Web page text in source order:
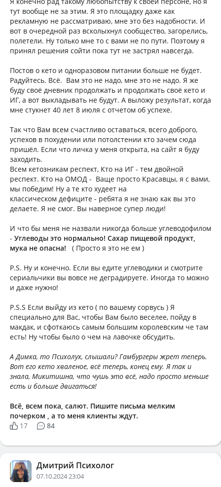
тут вообще не за этим. Я это площадку даже как
рекламную не рассматриваю, мне это без надобности. И
вот в очередной раз всколыхнул сообщество, загорелись,
полетели. Ну только мне то с вами не по пути. Поэтому я
принял решения сойти пока тут не застрял навсегда.
Постов о кето и одноразовом питании больше не будет.
Радуйтесь. Всё. Вам это не надо, мне это не надо. Я же
буду своё дневник продолжать и продолжать своё кето и
ИГ, а вот выкладывать не будут. А выложу результат, когда
мне стукнет 40 лет 8 июля с отчетом об успехе.
Так что Вам всем счастливо оставаться, всего доброго,
успехов в похудении или потолстении кто зачем сюда
пришёл. Если что личка у меня открыта, на сайт я буду
заходить.
Всем кетозникам респект, Кто на ИГ - тем двойной
респект. Кто на ОМОД - Ваще просто Красавцы, я с вами,
мы победим! Ну а те кто худеет на
классическом дефиците - ребята я не знаю как вы это
делаете. Я не смог. Вы наверное супер люди!
И что бы меня не назвали никогда больше углеводофилом
- Углеводы это нормально! Сахар пищевой продукт,
мука не опасна!
( Просто я это не ем )
P.S. Ну и конечно. Если вы едите углеводики и смотрите
сериальчики вы вовсе не деградируете. Иногда то можно
и даже нужно!
P.S.S Если выйду из кето ( по вашему сорвусь ) Я
специально для Вас, чтобы Вам было веселее, пойду в
макдак, и сфоткаюсь самым большим королевским че там
есть! Ну чтобы было о чем на лавочке обсудить.
А Димка, то Психолух, слышали? Гамбургеры жрет теперь.
Вот его кето хваленое, всё теперь, конец ему. Я так и
знала, Микитишна, что чушь это всё, надо просто меньше
есть и больше двигаться!
Всё, всем пока, салют. Пишите письма мелким
почерком , а то меня клиенты ждут.
17
84
Дмитрий Психолог
07.10.2024 23:04